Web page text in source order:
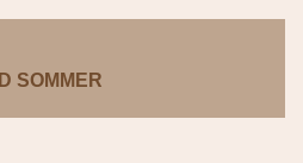
SOMMER